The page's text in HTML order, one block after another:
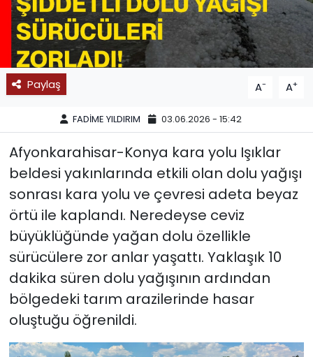
Paylaş A- A+
FADİME YILDIRIM 03.06.2026 - 15:42
Afyonkarahisar-Konya kara yolu Işıklar
beldesi yakınlarında etkili olan dolu yağışı
sonrası kara yolu ve çevresi adeta beyaz
örtü ile kaplandı. Neredeyse ceviz
büyüklüğünde yağan dolu özellikle
sürücülere zor anlar yaşattı. Yaklaşık 10
dakika süren dolu yağışının ardından
bölgedeki tarım arazilerinde hasar
oluştuğu öğrenildi.
11:11 MANŞET